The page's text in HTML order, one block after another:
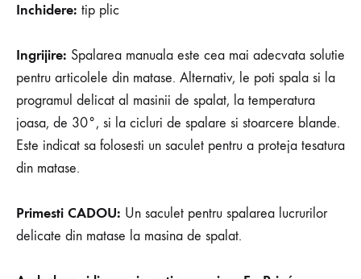
Inchidere: tip plic
Ingrijire: Spalarea manuala este cea mai adecvata solutie
pentru articolele din matase. Alternativ, le poti spala si la
programul delicat al masinii de spalat, la temperatura
joasa, de 30°, si la cicluri de spalare si stoarcere blande.
Este indicat sa folosesti un saculet pentru a proteja tesatura
din matase.
Primesti CADOU: Un saculet pentru spalarea lucrurilor
delicate din matase la masina de spalat.